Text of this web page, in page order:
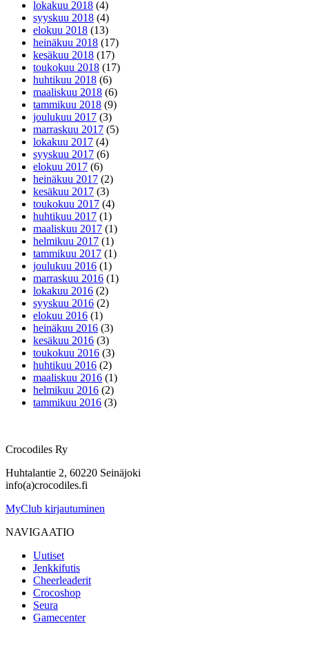
lokakuu 2018 (4)
syyskuu 2018 (4)
elokuu 2018 (13)
heinäkuu 2018 (17)
kesäkuu 2018 (17)
toukokuu 2018 (17)
huhtikuu 2018 (6)
maaliskuu 2018 (6)
tammikuu 2018 (9)
joulukuu 2017 (3)
marraskuu 2017 (5)
lokakuu 2017 (4)
syyskuu 2017 (6)
elokuu 2017 (6)
heinäkuu 2017 (2)
kesäkuu 2017 (3)
toukokuu 2017 (4)
huhtikuu 2017 (1)
maaliskuu 2017 (1)
helmikuu 2017 (1)
tammikuu 2017 (1)
joulukuu 2016 (1)
marraskuu 2016 (1)
lokakuu 2016 (2)
syyskuu 2016 (2)
elokuu 2016 (1)
heinäkuu 2016 (3)
kesäkuu 2016 (3)
toukokuu 2016 (3)
huhtikuu 2016 (2)
maaliskuu 2016 (1)
helmikuu 2016 (2)
tammikuu 2016 (3)
Crocodiles Ry
Huhtalantie 2, 60220 Seinäjoki
info(a)crocodiles.fi
MyClub kirjautuminen
NAVIGAATIO
Uutiset
Jenkkifutis
Cheerleaderit
Crocoshop
Seura
Gamecenter